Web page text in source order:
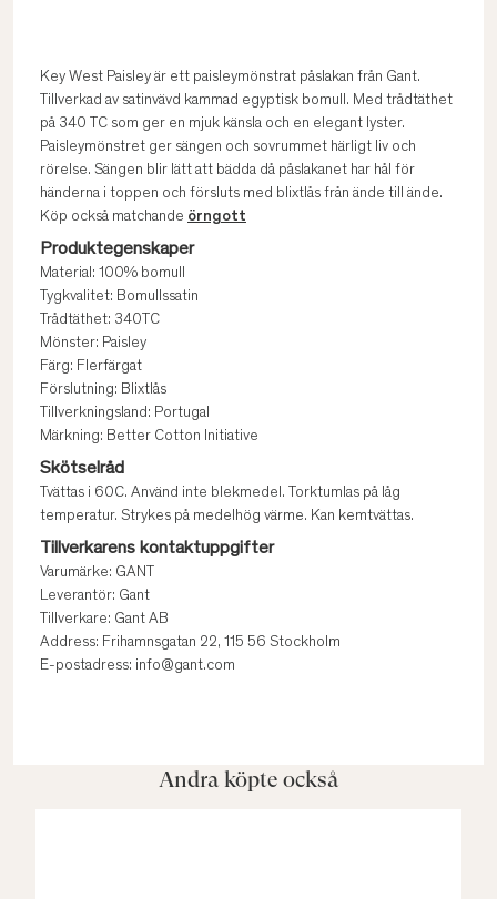
Key West Paisley är ett paisleymönstrat påslakan från Gant.
Tillverkad av satinvävd kammad egyptisk bomull. Med trådtäthet
på 340 TC som ger en mjuk känsla och en elegant lyster.
Paisleymönstret ger sängen och sovrummet härligt liv och
rörelse. Sängen blir lätt att bädda då påslakanet har hål för
händerna i toppen och försluts med blixtlås från ände till ände.
Köp också matchande örngott
Produktegenskaper
Material: 100% bomull
Tygkvalitet: Bomullssatin
Trådtäthet: 340TC
Mönster: Paisley
Färg: Flerfärgat
Förslutning: Blixtlås
Tillverkningsland: Portugal
Märkning: Better Cotton Initiative
Skötselråd
Tvättas i 60C. Använd inte blekmedel. Torktumlas på låg
temperatur. Strykes på medelhög värme. Kan kemtvättas.
Tillverkarens kontaktuppgifter
Varumärke: GANT
Leverantör: Gant
Tillverkare: Gant AB
Address: Frihamnsgatan 22, 115 56 Stockholm
E-postadress: info@gant.com
Andra köpte också